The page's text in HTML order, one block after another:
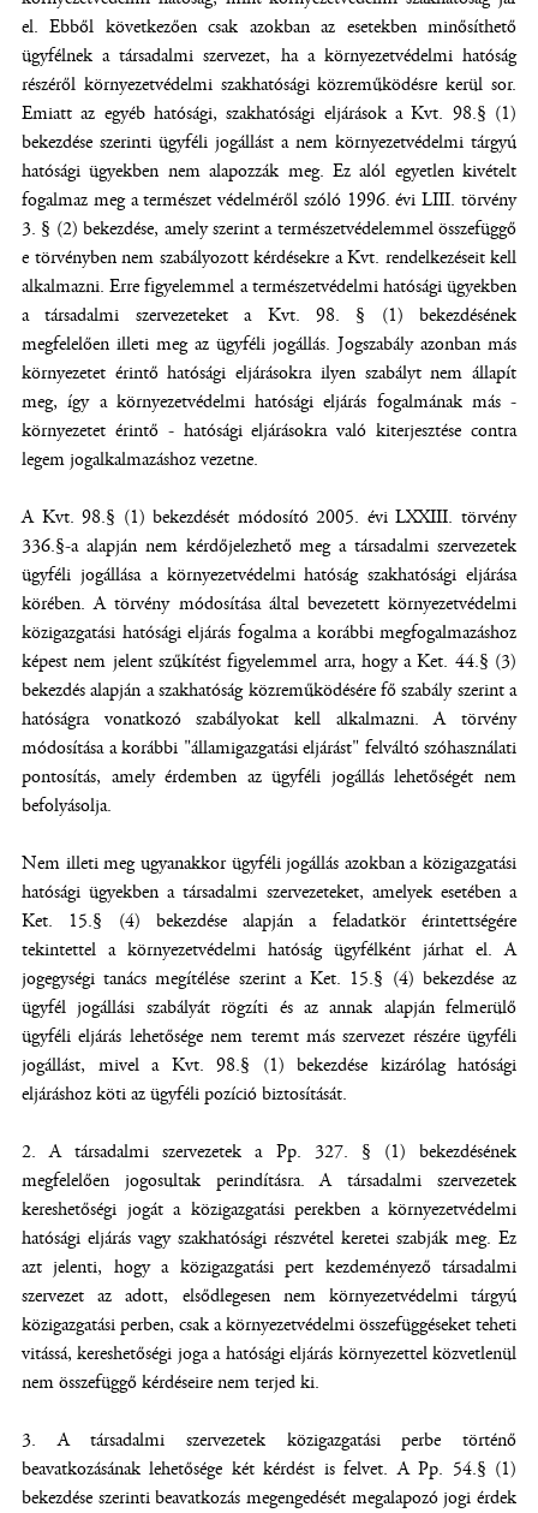
el. Ebből következően csak azokban az esetekben minősíthető
ügyfélnek a társadalmi szervezet, ha a környezetvédelmi hatóság
részéről környezetvédelmi szakhatósági közreműködésre kerül sor.
Emiatt az egyéb hatósági, szakhatósági eljárások a Kvt. 98.§ (1)
bekezdése szerinti ügyféli jogállást a nem környezetvédelmi tárgyú
hatósági ügyekben nem alapozzák meg. Ez alól egyetlen kivételt
fogalmaz meg a természet védelméről szóló 1996. évi LIII. törvény
3. § (2) bekezdése, amely szerint a természetvédelemmel összefüggő
e törvényben nem szabályozott kérdésekre a Kvt. rendelkezéseit kell
alkalmazni. Erre figyelemmel a természetvédelmi hatósági ügyekben
a társadalmi szervezeteket a Kvt. 98. § (1) bekezdésének
megfelelően illeti meg az ügyféli jogállás. Jogszabály azonban más
környezetet érintő hatósági eljárásokra ilyen szabályt nem állapít
meg, így a környezetvédelmi hatósági eljárás fogalmának más -
környezetet érintő - hatósági eljárásokra való kiterjesztése contra
legem jogalkalmazáshoz vezetne.
A Kvt. 98.§ (1) bekezdését módosító 2005. évi LXXIII. törvény
336.§-a alapján nem kérdőjelezhető meg a társadalmi szervezetek
ügyféli jogállása a környezetvédelmi hatóság szakhatósági eljárása
körében. A törvény módosítása által bevezetett környezetvédelmi
közigazgatási hatósági eljárás fogalma a korábbi megfogalmazáshoz
képest nem jelent szűkítést figyelemmel arra, hogy a Ket. 44.§ (3)
bekezdés alapján a szakhatóság közreműködésére fő szabály szerint a
hatóságra vonatkozó szabályokat kell alkalmazni. A törvény
módosítása a korábbi "államigazgatási eljárást" felváltó szóhasználati
pontosítás, amely érdemben az ügyféli jogállás lehetőségét nem
befolyásolja.
Nem illeti meg ugyanakkor ügyféli jogállás azokban a közigazgatási
hatósági ügyekben a társadalmi szervezeteket, amelyek esetében a
Ket. 15.§ (4) bekezdése alapján a feladatkör érintettségére
tekintettel a környezetvédelmi hatóság ügyfélként járhat el. A
jogegységi tanács megítélése szerint a Ket. 15.§ (4) bekezdése az
ügyfél jogállási szabályát rögzíti és az annak alapján felmerülő
ügyféli eljárás lehetősége nem teremt más szervezet részére ügyféli
jogállást, mivel a Kvt. 98.§ (1) bekezdése kizárólag hatósági
eljáráshoz köti az ügyféli pozíció biztosítását.
2. A társadalmi szervezetek a Pp. 327. § (1) bekezdésének
megfelelően jogosultak perindításra. A társadalmi szervezetek
kereshetőségi jogát a közigazgatási perekben a környezetvédelmi
hatósági eljárás vagy szakhatósági részvétel keretei szabják meg. Ez
azt jelenti, hogy a közigazgatási pert kezdeményező társadalmi
szervezet az adott, elsődlegesen nem környezetvédelmi tárgyú
közigazgatási perben, csak a környezetvédelmi összefüggéseket teheti
vitássá, kereshetőségi joga a hatósági eljárás környezettel közvetlenül
nem összefüggő kérdéseire nem terjed ki.
3. A társadalmi szervezetek közigazgatási perbe történő
beavatkozásának lehetősége két kérdést is felvet. A Pp. 54.§ (1)
bekezdése szerinti beavatkozás megengedését megalapozó jogi érdek